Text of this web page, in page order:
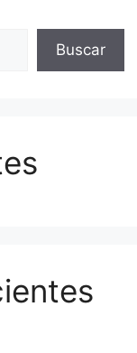
Buscar